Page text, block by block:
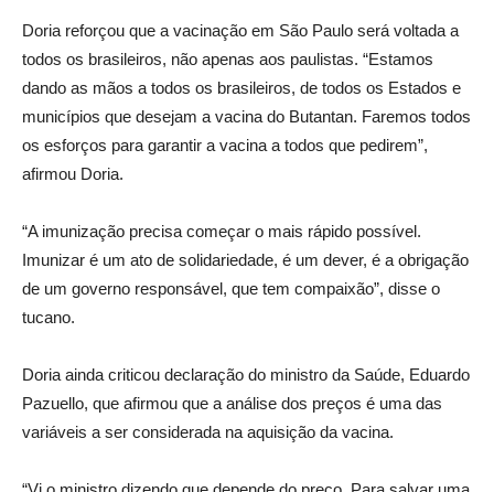
Doria reforçou que a vacinação em São Paulo será voltada a
todos os brasileiros, não apenas aos paulistas. “Estamos
dando as mãos a todos os brasileiros, de todos os Estados e
municípios que desejam a vacina do Butantan. Faremos todos
os esforços para garantir a vacina a todos que pedirem”,
afirmou Doria.
“A imunização precisa começar o mais rápido possível.
Imunizar é um ato de solidariedade, é um dever, é a obrigação
de um governo responsável, que tem compaixão”, disse o
tucano.
Doria ainda criticou declaração do ministro da Saúde, Eduardo
Pazuello, que afirmou que a análise dos preços é uma das
variáveis a ser considerada na aquisição da vacina.